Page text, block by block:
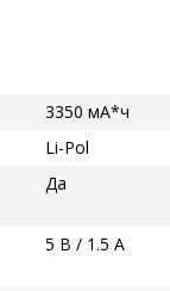
3350 мА*ч
Li-Pol
Да
5 В / 1.5 А